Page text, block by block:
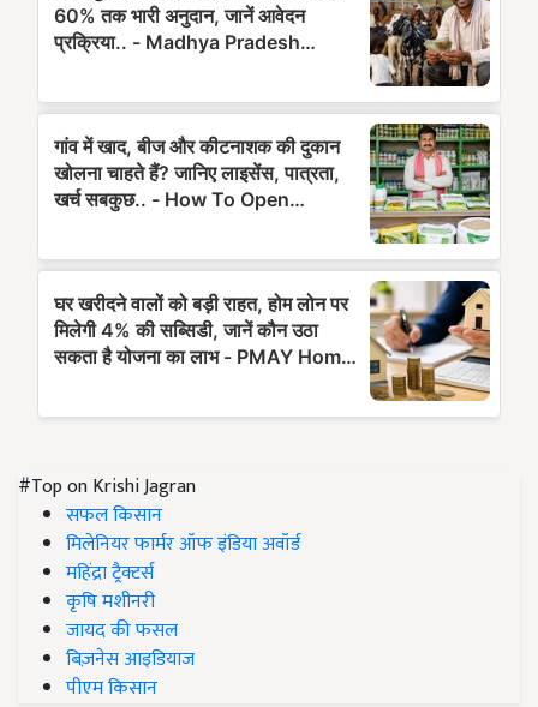
#Top on Krishi Jagran
सफल किसान
मिलेनियर फार्मर ऑफ इंडिया अवॉर्ड
महिंद्रा ट्रैक्टर्स
कृषि मशीनरी
जायद की फसल
बिज़नेस आइडियाज
पीएम किसान